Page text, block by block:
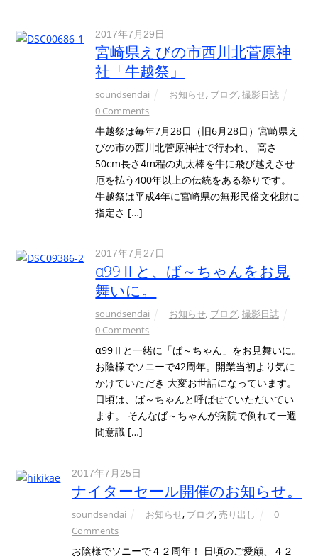
2017年7月29日
宮崎県えびの市西川北菅原神
社「牛越祭」
soundsendai お知らせ, ブログ,撮影日誌
0 Comments
牛越祭は毎年7月28日（旧6月28日）宮崎県え
びの市の西川北菅原神社で行われ、 高さ
50cm長さ4m程の丸太棒を牛に飛び越えさせ
厄を払う400年以上の伝統をある祭りです。
牛越祭は平成4年に宮崎県の無形民俗文化財に
指定さ […]
2017年7月27日
α99Ⅱと、ば～ちゃんをお見
舞いに。
soundsendai お知らせ, ブログ,撮影日誌
0 Comments
α99Ⅱと一緒に「ば～ちゃん」をお見舞いに。
お陰様でソニーで42周年。開業当初より気に
かけていただき 大変お世話になっています。
日頃は、ば～ちゃんと呼ばせていただいてい
ます。 そんなば～ちゃんが病院で倒れて一週
間意識 […]
2017年7月25日
ナイターセール開催のお知らせ。
soundsendai お知らせ, ブログ,売り出し
0
Comments
お陰様でソニーで４２周年！ 日頃のご愛顧、４２